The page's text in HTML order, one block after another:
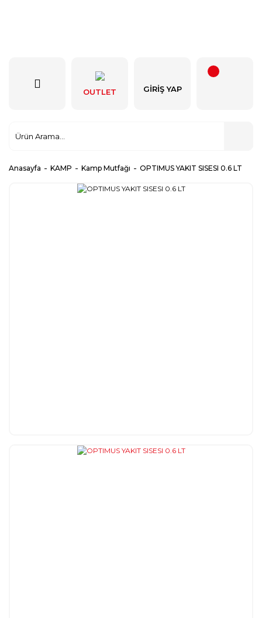
OUTLET GIRIŞ YAP
Anasayfa KAMP Kamp Mutfağı OPTIMUS YAKIT SISESI 0.6 LT